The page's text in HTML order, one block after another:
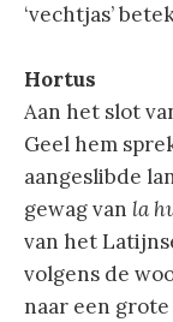
‘vechtjas’
Hortus
Aan het slot
Geel hem
aangeslibde
gewag van la
van het
volgens de
naar een